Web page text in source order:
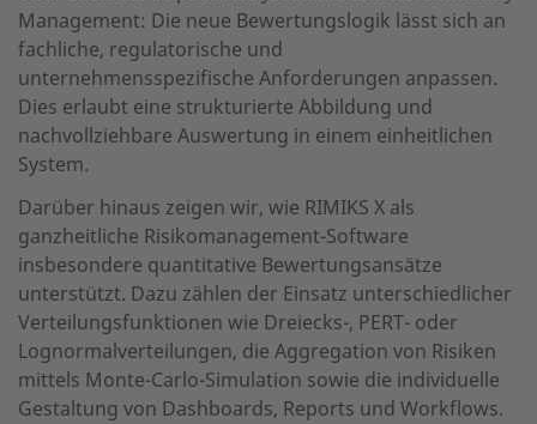
Management: Die neue Bewertungslogik lässt sich an
fachliche, regulatorische und
unternehmensspezifische Anforderungen anpassen.
Dies erlaubt eine strukturierte Abbildung und
nachvollziehbare Auswertung in einem einheitlichen
System.
Darüber hinaus zeigen wir, wie RIMIKS X als
ganzheitliche Risikomanagement-Software
insbesondere quantitative Bewertungsansätze
unterstützt. Dazu zählen der Einsatz unterschiedlicher
Verteilungsfunktionen wie Dreiecks-, PERT- oder
Lognormalverteilungen, die Aggregation von Risiken
mittels Monte-Carlo-Simulation sowie die individuelle
Gestaltung von Dashboards, Reports und Workflows.